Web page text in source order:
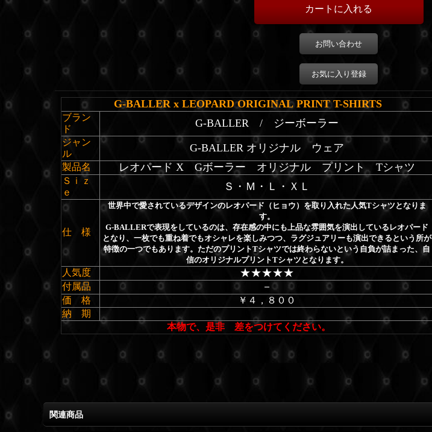
お問い合わせ
お気に入り登録
G-BALLER x LEOPARD ORIGINAL PRINT T-SHIRTS
ブラン
ド
G-BALLER / ジーボーラー
ジャン
ル
G-BALLER オリジナル ウェア
製品名 レオパード X Gボーラー オリジナル プリント Tシャツ
Ｓｉｚ
ｅ
Ｓ・Ｍ・Ｌ・ＸＬ
仕 様
世界中で愛されているデザインのレオパード（ヒョウ）を取り入れた人気Tシャツとなりま
す。
G-BALLERで表現をしているのは、存在感の中にも上品な雰囲気を演出しているレオパード
となり、一枚でも重ね着でもオシャレを楽しみつつ、ラグジュアリーも演出できるという所が
特徴の一つでもあります。ただのプリントTシャツでは終わらないという自負が詰まった、自
信のオリジナルプリントTシャツとなります。
人気度 ★★★★★
付属品 －
価 格
￥４，８００
納 期
本物で、是非 差をつけてください。
関連商品